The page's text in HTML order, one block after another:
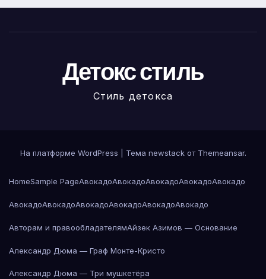
Детокс стиль
Стиль детокса
На платформе WordPress Тема newstack от Themeansar.
HomeSample PageАвокадоАвокадоАвокадоАвокадоАвокадо
АвокадоАвокадоАвокадоАвокадоАвокадоАвокадо
Авторам и правообладателямАйзек Азимов — Основание
Александр Дюма — Граф Монте-Кристо
Александр Дюма — Три мушкетёра